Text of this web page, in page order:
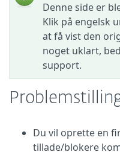
Denne side er
Klik på engelsk
at få vist den
noget uklart,
support.
Du vil oprette en
tillade/blokere